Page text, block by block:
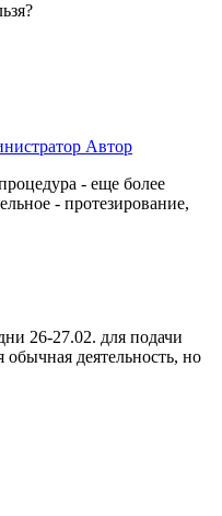
Автор
- еще более
- протезирование,
26-27.02. для подачи
деятельность, но